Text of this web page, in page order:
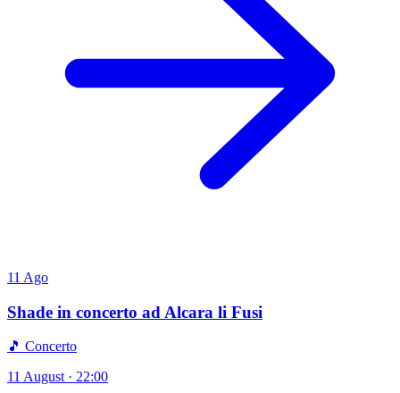
11 Ago
Shade in concerto ad Alcara li Fusi
🎵 Concerto
11 August · 22:00